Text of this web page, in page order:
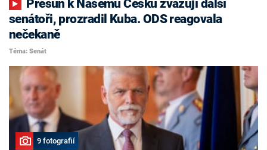
senátoři, prozradil Kuba. ODS reagovala
nečekaně
Téma: Senát
9 fotografií